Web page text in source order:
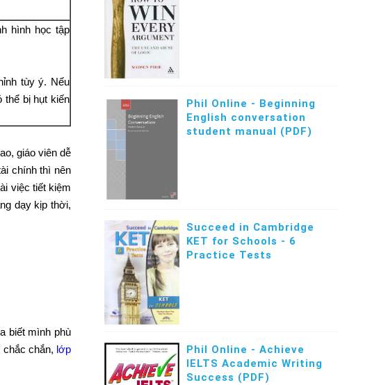
Phil Online - Beginning
English conversation
student manual (PDF)
Succeed in Cambridge
KET for Schools - 6
Practice Tests
Phil Online - Achieve
IELTS Academic Writing
Success (PDF)
hình học tập
tùy ý. Nếu
thể bị hụt kiến
giáo viên dễ
chính thì nên
việc tiết kiệm
dạy kịp thời,
biết mình phù
chắn, lớp